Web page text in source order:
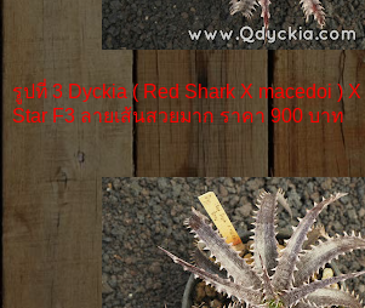
รูปที่ 3 Dyckia ( Red Shark X macedoi )
Star F3 ลายเส้นสวยมาก ราคา 900 บาท